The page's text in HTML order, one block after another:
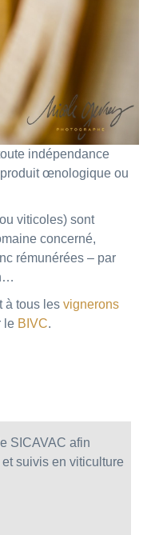
indépendance
œnologique ou
viticoles) sont
concerné,
rémunérées – par
à tous les vignerons
le BIVC.
SICAVAC afin
suivis en viticulture